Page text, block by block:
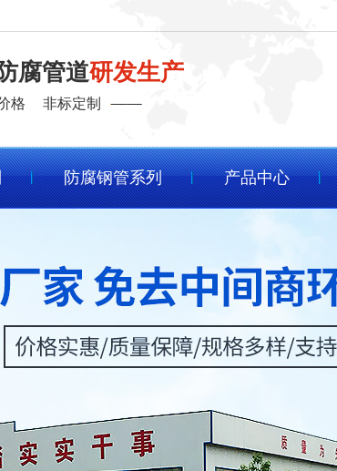
腐管道研发生产
格 非标定制
防腐钢管系列 产品中心
查看友元管道在各行业的成功应用，
查看全部 >